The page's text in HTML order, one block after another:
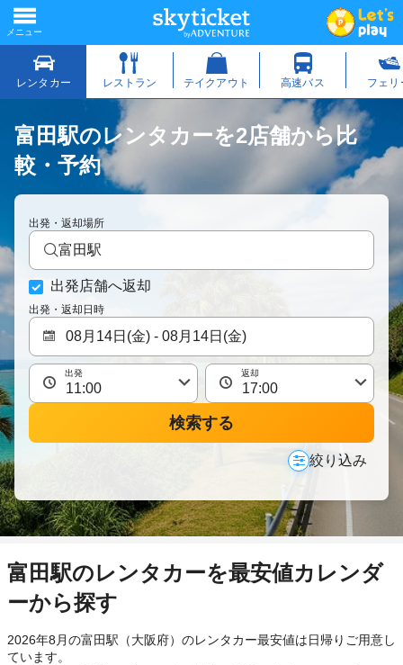
富田駅のレンタカーを2店舗から比
較・予約
出発・返却場所
富田駅
出発店舗へ返却
出発・返却日時
出発 返却
検索する
絞り込み
富田駅のレンタカーを最安値カレンダ
ーから探す
2026年8月の富田駅（大阪府）のレンタカー最安値は日帰り ご用意し
ています。